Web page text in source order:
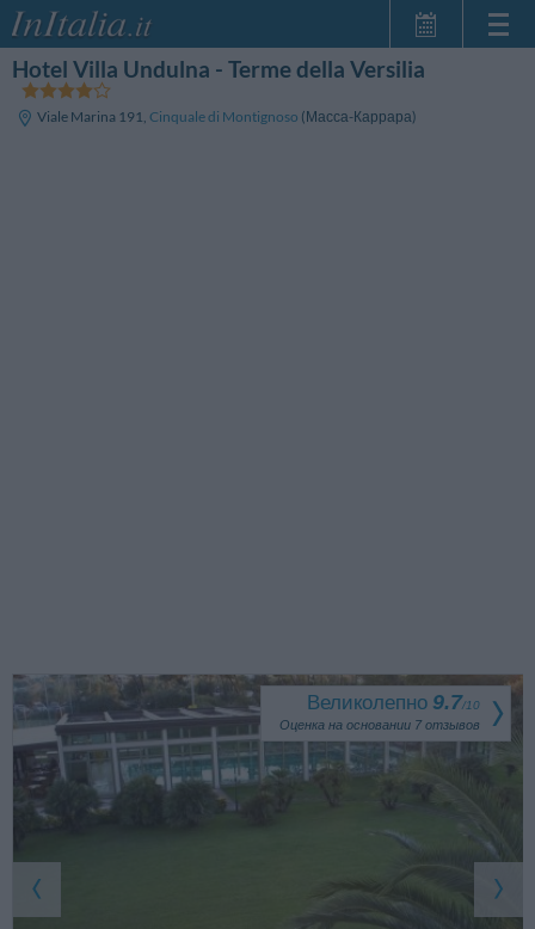
Главная
бронирования
Hotel Villa Undulna - Terme della Versilia
Viale Marina 191, Cinquale di Montignoso (Масса-Каррара)
Великолепно 9.7/10
Оценка на основании 7 отзывов